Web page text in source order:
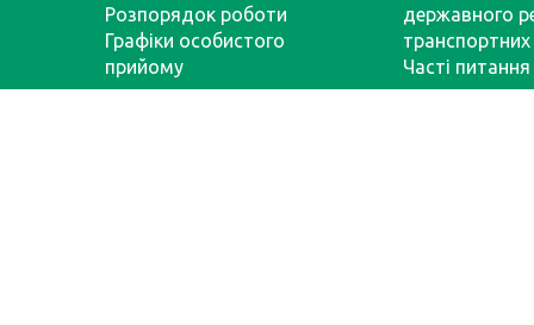
Розпорядок роботи
Графіки особистого
прийому
державного
транспортних
Часті питання